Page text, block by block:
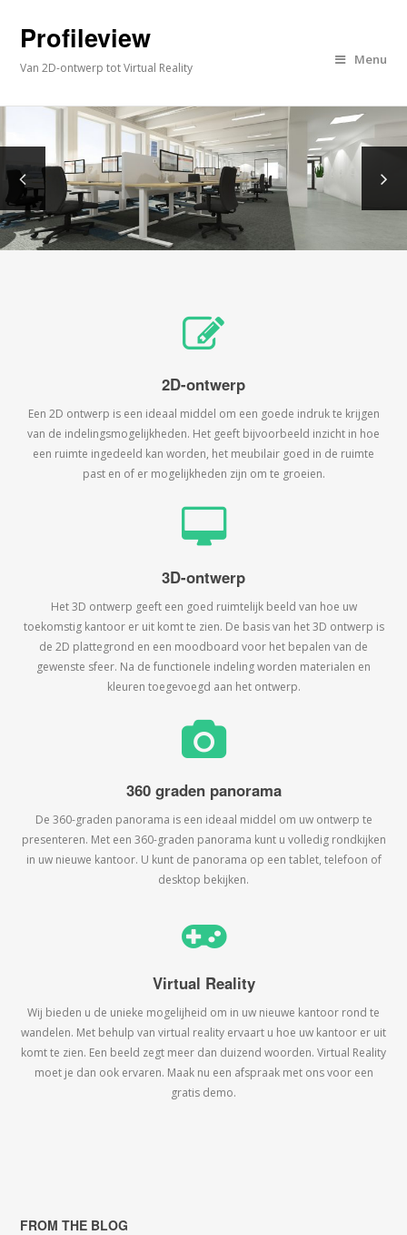
Profileview
Van 2D-ontwerp tot Virtual Reality
Menu
2D-ontwerp
Een 2D ontwerp is een ideaal middel om een goede indruk te krijgen
van de indelingsmogelijkheden. Het geeft bijvoorbeeld inzicht in hoe
een ruimte ingedeeld kan worden, het meubilair goed in de ruimte
past en of er mogelijkheden zijn om te groeien.
3D-ontwerp
Het 3D ontwerp geeft een goed ruimtelijk beeld van hoe uw
toekomstig kantoor er uit komt te zien. De basis van het 3D ontwerp is
de 2D plattegrond en een moodboard voor het bepalen van de
gewenste sfeer. Na de functionele indeling worden materialen en
kleuren toegevoegd aan het ontwerp.
360 graden panorama
De 360-graden panorama is een ideaal middel om uw ontwerp te
presenteren. Met een 360-graden panorama kunt u volledig rondkijken
in uw nieuwe kantoor. U kunt de panorama op een tablet, telefoon of
desktop bekijken.
Virtual Reality
Wij bieden u de unieke mogelijheid om in uw nieuwe kantoor rond te
wandelen. Met behulp van virtual reality ervaart u hoe uw kantoor er uit
komt te zien. Een beeld zegt meer dan duizend woorden. Virtual Reality
moet je dan ook ervaren. Maak nu een afspraak met ons voor een
gratis demo.
FROM THE BLOG